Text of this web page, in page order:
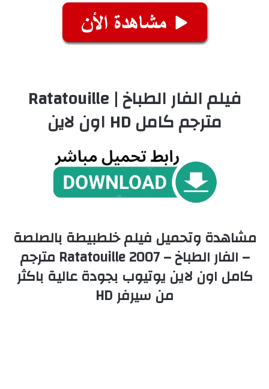
فيلم الفار الطباخ | Ratatouille
مترجم كامل HD اون لاين
مشاهدة وتحميل فيلم خلطبيطة بالصلصة
– الفار الطباخ – Ratatouille 2007 مترجم
كامل اون لاين يوتيوب بجودة عالية باكثر
من سيرفر HD